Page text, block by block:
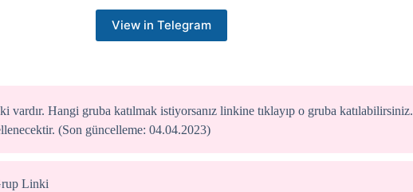
View in Telegram
vardır. Hangi gruba katılmak istiyorsanız linkine tıklayıp o gruba katılabilirsiniz.
(Son güncelleme: 04.04.2023)
Linki